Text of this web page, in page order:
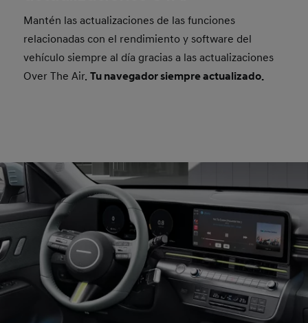
Mantén las actualizaciones de las funciones
relacionadas con el rendimiento y software del
vehículo siempre al día gracias a las actualizaciones
Over The Air.Tu navegador siempre actualizado.